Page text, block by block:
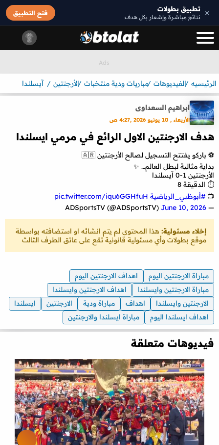
× تطبيق بطولات
نتائج مباشرة وإشعار بكل هدف
فتح التطبيق
الرئيسيه الفيديوهات مباريات ودية منتخبات الأرجنتين آيسلندا
ابراهيم السعداوى
الأربعاء , 10 يونيو 2026 ,4:27 ص
هدف الارجنتين الاول الرائع في مرمي ايسلندا
⚽️ باركو يفتتح التسجيل لصالح الأرجنتين 🇦🇷
بداية مثالية لبطل العالم… ✨
الأرجنتين 1-0 آيسلندا
⏱️ الدقيقة 8
📺 #أبوظبي_الرياضية pic.twitter.com/iqu6GGHfuH
— ADSportsTV (@ADSportsTV)
June 10, 2026
إخلاء مسئولية: هذا المحتوى لم يتم انشائه او استضافته بواسطة
موقع بطولات وأي مسئولية قانونية تقع على عاتق الطرف الثالث
مباراة الارجنتين اليوم
اهداف الارجنتين اليوم
مباراة الارجنتين وايسلندا
اهداف الارجنتين وايسلندا
الارجنتين وايسلندا
اهداف مباراة ودية الارجنتين
ايسلندا
اهداف ايسلندا اليوم
مباراة ايسلندا والارجنتين
فيديوهات متعلقة